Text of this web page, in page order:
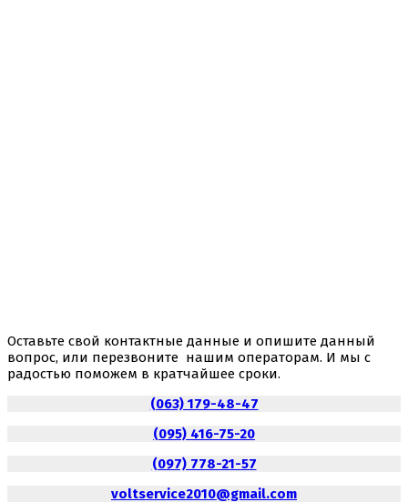
Оставьте свой контактные данные и опишите данный
вопрос, или перезвоните нашим операторам. И мы с
радостью поможем в кратчайшее сроки.
(063) 179-48-47
(095) 416-75-20
(097) 778-21-57
voltservice2010@gmail.com